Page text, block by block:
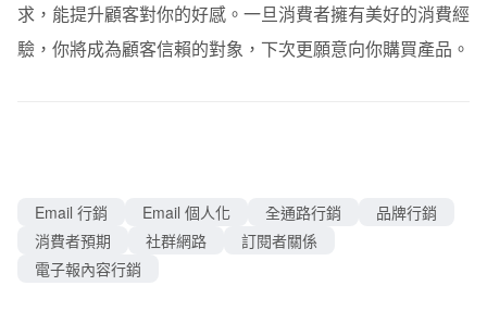
求，能提升顧客對你的好感。一旦消費者擁有美好的消費經
驗，你將成為顧客信賴的對象，下次更願意向你購買產品。
Email 行銷 Email 個人化 全通路行銷
品牌行銷
消費者預期
社群網路
訂閱者關係
電子報內容行銷